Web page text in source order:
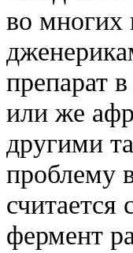
во многих
препарат
или же
другими
проблему
фермент